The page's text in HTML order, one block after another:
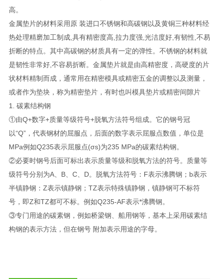
高。
金属垫片的材料采用原 装进口不锈钢和高碳钢以及黄铜三种材料经
热处理精磨加工制成,具有精密度高,拉力度强,光洁度好,有韧性,不易
折断的特点。其中高碳钢的材质具有一定的弹性。不锈钢的材料就
是韧性非常好,不容易折断。金属垫片就是由高精密度，高硬度的片
状材料精制而成，通常用在精密模具或精密五金的调整以及测量，
或者作为垫块，称为精密垫片，有时也叫模具垫片或精密间隙片
1. 碳素结构钢
①由Q+数字+质量等级符号+脱氧方法符号组成。它的钢号冠
以“Q”，代表钢材的屈服点，后面的数字表示屈服点数值，单位是
MPa例如Q235表示屈服点(σs)为235 MPa的碳素结构钢。
②必要时钢号后面可标出表示质量等级和脱氧方法的符号。质量等
级符号分别为A、B、C、D。脱氧方法符号：F表示沸腾钢；b表示
半镇静钢：Z表示镇静钢；TZ表示特殊镇静钢，镇静钢可不标符
号，即Z和TZ都可不标。例如Q235-AF表示*沸腾钢。
③专门用途的碳素钢，例如桥梁钢、船用钢等，基本上采用碳素结
构钢的表示方法，但在钢号 附加表示用途的字母。